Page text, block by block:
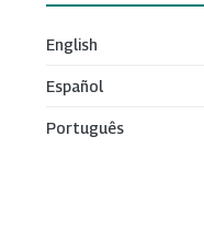
English
Español
Português